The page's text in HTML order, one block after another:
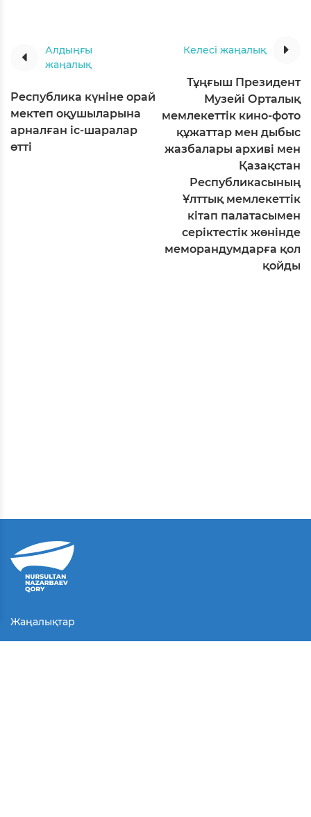
Алдыңғы
жаңалық
Республика күніне орай
мектеп оқушыларына
арналған іс-шаралар
өтті
Келесі жаңалық
Тұңғыш Президент
Музейі Орталық
мемлекеттік кино-фото
құжаттар мен дыбыс
жазбалары архиві мен
Қазақстан
Республикасының
Ұлттық мемлекеттік
кітап палатасымен
серіктестік жөнінде
меморандумдарға қол
қойды
Жаңалықтар